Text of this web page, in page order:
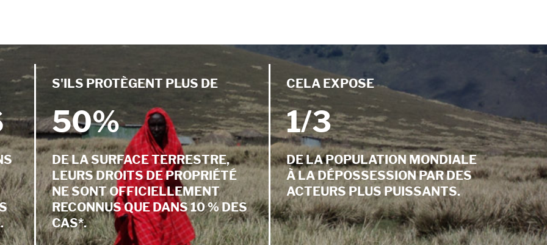
S'ILS PROTÈGENT PLUS DE
50%
DE LA SURFACE TERRESTRE,
LEURS DROITS DE PROPRIÉTÉ
NE SONT OFFICIELLEMENT
RECONNUS QUE DANS 10 % DES
CAS*.
CELA EXPOSE
1/3
DE LA POPULATION MONDIALE
À LA DÉPOSSESSION PAR DES
ACTEURS PLUS PUISSANTS.